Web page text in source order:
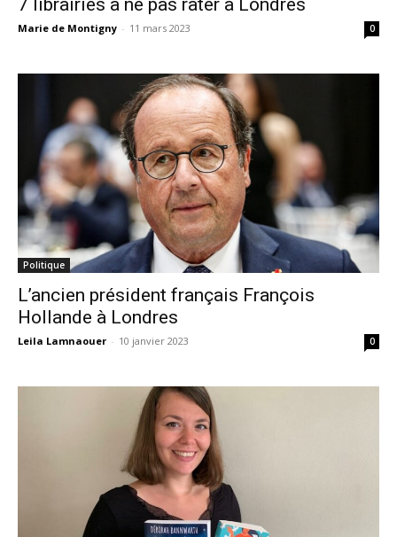
Marie de Montigny - 11 mars 2023 0
Politique
L’ancien président français François
Hollande à Londres
Leila Lamnaouer - 10 janvier 2023 0